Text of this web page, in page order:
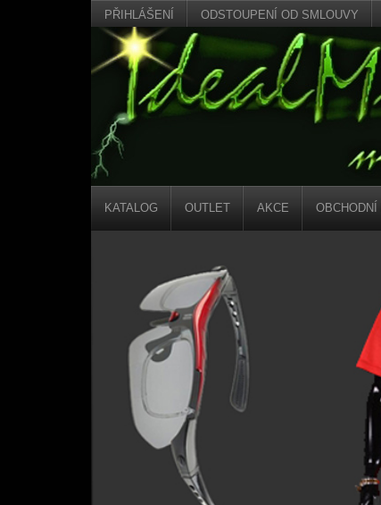
PŘIHLÁŠENÍ ODSTOUPENÍ OD SMLOUVY
KATALOG OUTLET AKCE